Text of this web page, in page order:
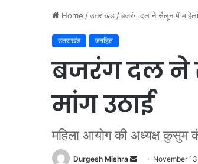
Home /उतराखंड /बजरंग दल ने सैलून में महिला
उतराखंड जनहित
बजरंग दल ने
मांग उठाई
महिला आयोग की अध्यक्ष कुसुम
Durgesh Mishra
Send November